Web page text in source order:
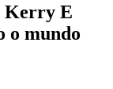
Kerry E
o mundo